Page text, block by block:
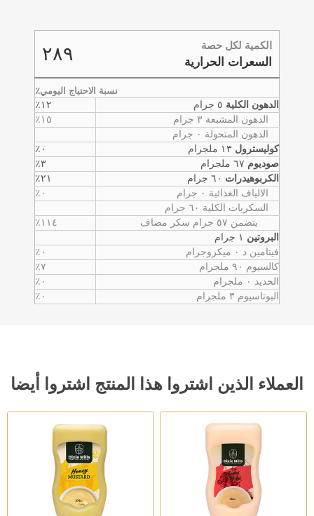
الكمية لكل حصة
السعرات الحرارية ٢٨٩
نسبة الاحتياج اليومي٪
الدهون الكلية
١٢٪
الدهون المشبعة ٣ جرام
١٥٪
الدهون المتحولة ٠ جرام
كوليسترول
٠٪
صوديوم
٣٪
الكربوهيدرات
٢١٪
الالياف الغذائية ٠ جرام
٠٪
السكريات الكلية ٦٠ جرام
يتضمن ٥٧ جرام سكر مضاف
١١٤٪
البروتين
فيتامين د ٠ ميكروجرام
٠٪
كالسيوم ٩٠ ملجرام
٧٪
الحديد ٠ ملجرام
٠٪
البوتاسيوم ٣ ملجرام
٠٪
العملاء الذين اشتروا هذا المنتج اشتروا أيضا